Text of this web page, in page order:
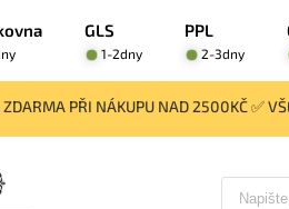
GLS PPL
1-2dny 2-3dny
PŘI NÁKUPU NAD 2500KČ ✅